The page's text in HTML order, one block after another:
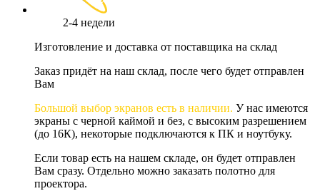
2-4 недели
Изготовление и доставка от поставщика на склад
Заказ придёт на наш склад, после чего будет отправлен
Вам
Большой выбор экранов есть в наличии. У нас имеются
экраны с черной каймой и без, с высоким разрешением
(до 16К), некоторые подключаются к ПК и ноутбуку.
Если товар есть на нашем складе, он будет отправлен
Вам сразу. Отдельно можно заказать полотно для
проектора.